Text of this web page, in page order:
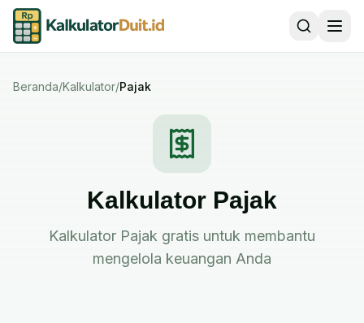
Beranda/Kalkulator/Pajak
Kalkulator Pajak
Kalkulator Pajak gratis untuk membantu
mengelola keuangan Anda